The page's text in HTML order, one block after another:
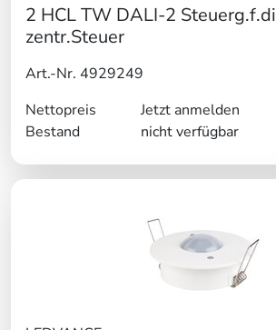
2 HCL TW DALI-2
zentr.Steuer
Art.-Nr. 4929249
Nettopreis
Jetzt anmelden
Bestand
nicht verfügbar